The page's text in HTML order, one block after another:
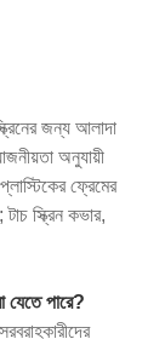
জন্য আলাদা
অনুযায়ী
ফ্রেমের
স্ক্রিন কভার,
যেতে পারে?